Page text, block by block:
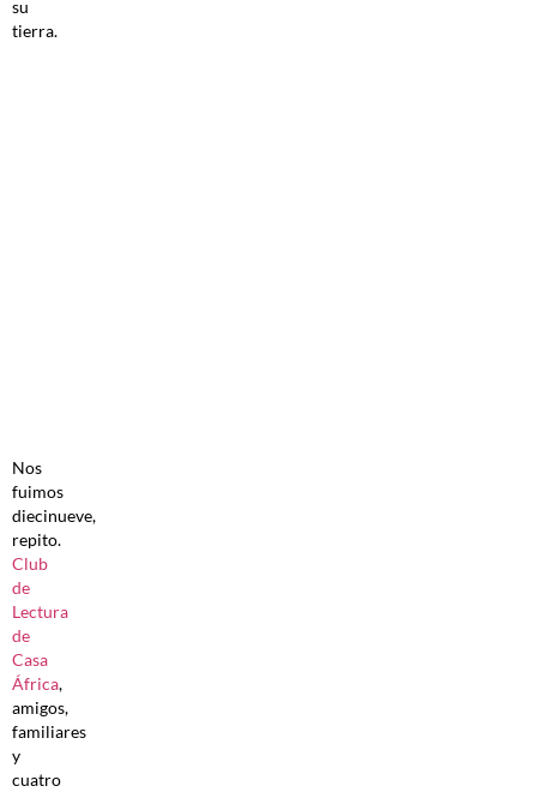
su
tierra.
Nos
fuimos
diecinueve,
repito.
Club
de
Lectura
de
Casa
África,
amigos,
familiares
y
cuatro